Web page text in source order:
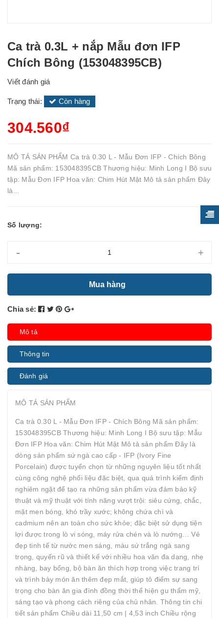
Ca trà 0.3L + nắp Mẫu đơn IFP
Chích Bông (153048395CB)
Viết đánh giá
Trạng thái: Còn hàng
304.560₫
MÔ TẢ SẢN PHẨM Ca trà 0.30 L - Mẫu Đơn IFP - Chích Bông
Mã sản phẩm: 153048395CB Thương hiệu: Minh Long I Bộ sưu
tập: Mẫu Đơn IFP Hoa văn: Chim Hút Mật Mô tả sản phẩm Đây
là...
Số lượng:
- +
Mua hàng
Chia sẻ:
Mô tả
Thông tin
Đánh giá
MÔ TẢ SẢN PHẨM
Ca trà 0.30 L - Mẫu Đơn IFP - Chích Bông Mã sản phẩm:
153048395CB Thương hiệu: Minh Long I Bộ sưu tập: Mẫu
Đơn IFP Hoa văn: Chim Hút Mật Mô tả sản phẩm Đây là
dòng sản phẩm sứ ngà cao cấp - IFP (Ivory Fine
Porcelain) được tuyển chọn từ những nguyên liệu tốt nhất
cùng công nghệ phối liệu đặc biệt, qua quá trình kiểm định
nghiêm ngặt để tạo ra những sản phẩm vừa đảm bảo kỹ
thuật và mỹ thuật với tính năng vượt trội: siêu cứng, chắc,
mặt men bóng, khó trầy xước; không chứa chì và
cadmium nên an toàn cho sức khỏe; đặc biệt sử dụng tiện
lợi được trong lò vi sóng, máy rửa chén và lò nướng… Vẻ
đẹp tinh tế từ nước men sáng, màu sứ trắng ngà sang
trọng, quyến rũ và thiết kế với nhiều hoa văn đa dạng, nhẹ
nhàng, bay bổng, bộ bàn ăn thích hợp trong việc trang trí
và trình bày món ăn thêm đẹp mắt, giúp tô điểm sự sang
trọng cho bàn ăn gia đình đồng thời thể hiện gu thẩm mỹ,
sáng tạo và phong cách riêng của chủ nhân. Thông tin chi
tiết sản phẩm Chiều dài 11,50 cm | 4,53 inch Chiều rộng